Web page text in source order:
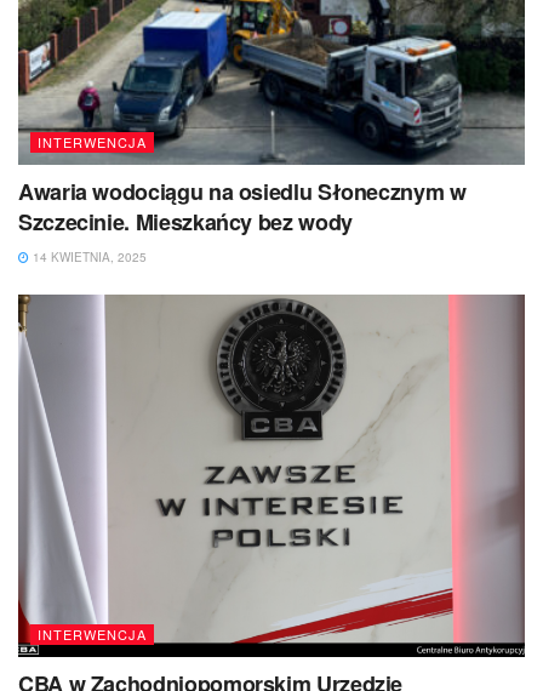
INTERWENCJA
Awaria wodociągu na osiedlu Słonecznym w
Szczecinie. Mieszkańcy bez wody
14 KWIETNIA, 2025
INTERWENCJA
CBA w Zachodniopomorskim Urzędzie